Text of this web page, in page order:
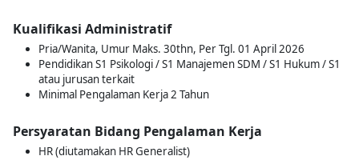
Kualifikasi Administratif
Pria/Wanita, Umur Maks. 30thn, Per Tgl. 01 April 2026
Pendidikan S1 Psikologi / S1 Manajemen SDM / S1 Hukum / S1
atau jurusan terkait
Minimal Pengalaman Kerja 2 Tahun
Persyaratan Bidang Pengalaman Kerja
HR (diutamakan HR Generalist)